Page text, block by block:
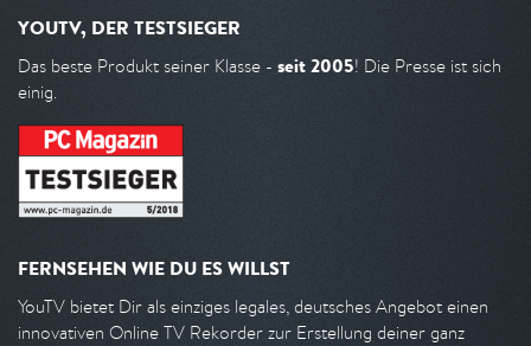
YOUTV, DER TESTSIEGER
Das beste Produkt seiner Klasse - seit 2005! Die Presse ist sich
einig.
FERNSEHEN WIE DU ES WILLST
YouTV bietet Dir als einziges legales, deutsches Angebot einen
innovativen Online TV Rekorder zur Erstellung deiner ganz